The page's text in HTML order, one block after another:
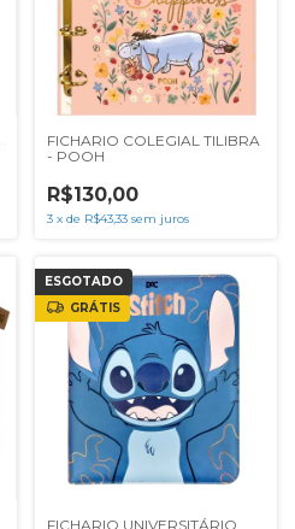
FICHARIO COLEGIAL TILIBRA
- POOH
R$130,00
3 x de R$43,33 sem juros
ESGOTADO
GRÁTIS
FICHARIO UNIVERSITÁRIO